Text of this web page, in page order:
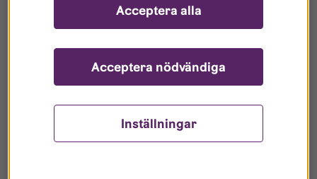
Inställningar
Acceptera nödvändiga
Acceptera alla